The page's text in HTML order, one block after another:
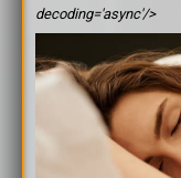
decoding='async'/>